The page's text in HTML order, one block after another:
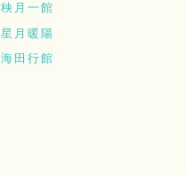
秧月一館
星月暖陽
海田行館